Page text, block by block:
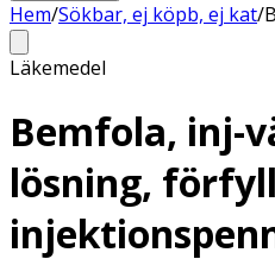
Hem/Sökbar, ej köpb, ej kat/
Läkemedel
Bemfola, inj-
lösning,